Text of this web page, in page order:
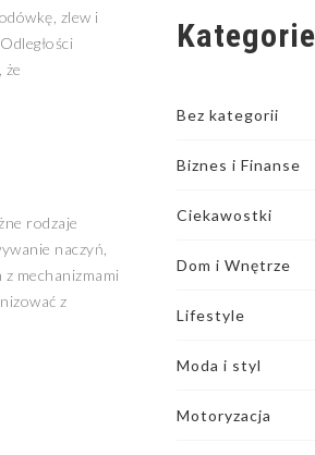
zlew i
że
rodzaje
naczyń,
mechanizmami
z
Bez kategorii
Biznes i Finanse
Ciekawostki
Dom i Wnętrze
Lifestyle
Moda i styl
Motoryzacja